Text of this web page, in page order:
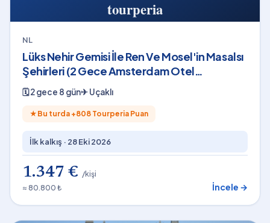
NL
Lüks Nehir Gemisi İle Ren Ve Mosel'in Masalsı
Şehirleri (2 Gece Amsterdam Otel
Konaklamalı)
🗓2 gece 8 gün✈Uçaklı
★ Bu turda +808 Tourperia Puan
İlk kalkış · 28 Eki 2026
1.347 € /kişi
≈ 80.800 ₺
İncele →